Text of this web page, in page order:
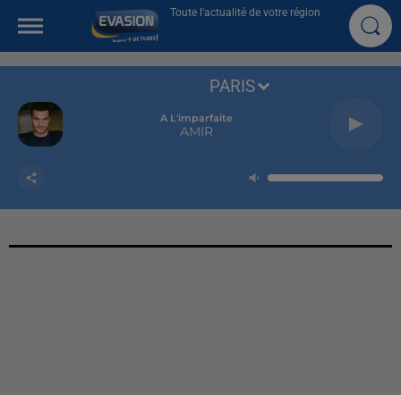
Toute l'actualité de votre région
A L'imparfaite
AMIR
PARIS